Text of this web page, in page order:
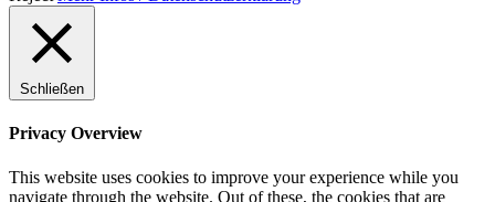
Schließen
Privacy Overview
This website uses cookies to improve your experience while you
navigate through the website. Out of these, the cookies that are